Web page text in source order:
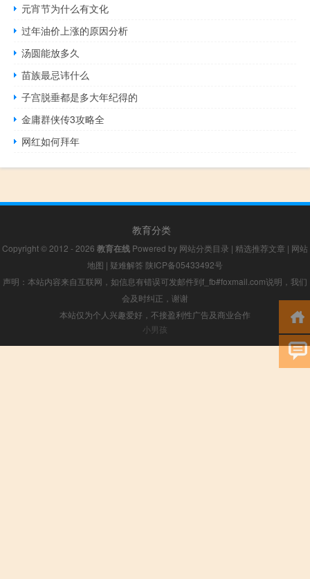
元宵节为什么有文化
过年油价上涨的原因分析
汤圆能放多久
苗族最忌讳什么
子宫脱垂都是多大年纪得的
金庸群侠传3攻略全
网红如何拜年
教育分类
Copyright © 2012 - 2026 教育在线 Powered by 网站分类目录 | 精选推荐文章 | 网站
地图 | 疑难解答 陕ICP备05433492号
声明：本站内容来自互联网，如信息有错误可发邮件到f_fb#foxmail.com说明，我们
会及时纠正，谢谢
本站仅为个人兴趣爱好，不接盈利性广告及商业合作
小男孩